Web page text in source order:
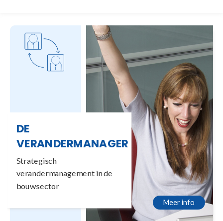
Meer info
DE
VERANDERMANAGER
Strategisch
verandermanagement in de
bouwsector